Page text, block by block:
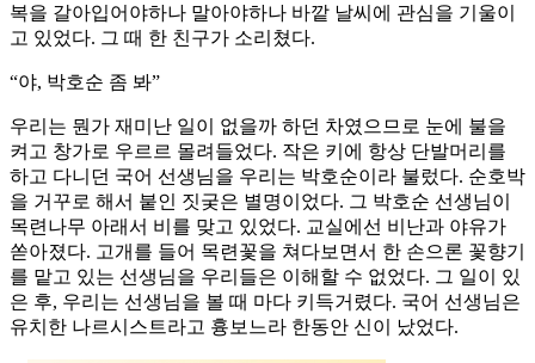
복을 갈아입어야하나 말아야하나 바깥 날씨에 관심을 기울이
고 있었다. 그 때 한 친구가 소리쳤다.
“야, 박호순 좀 봐”
우리는 뭔가 재미난 일이 없을까 하던 차였으므로 눈에 불을
켜고 창가로 우르르 몰려들었다. 작은 키에 항상 단발머리를
하고 다니던 국어 선생님을 우리는 박호순이라 불렀다. 순호박
을 거꾸로 해서 붙인 짓궂은 별명이었다. 그 박호순 선생님이
목련나무 아래서 비를 맞고 있었다. 교실에선 비난과 야유가
쏟아졌다. 고개를 들어 목련꽃을 쳐다보면서 한 손으론 꽃향기
를 맡고 있는 선생님을 우리들은 이해할 수 없었다. 그 일이 있
은 후, 우리는 선생님을 볼 때 마다 키득거렸다. 국어 선생님은
유치한 나르시스트라고 흉보느라 한동안 신이 났었다.